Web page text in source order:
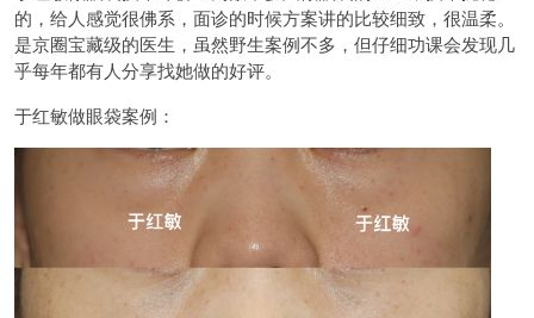
的，给人感觉很佛系，面诊的时候方案讲的比较细致，很温柔。
是京圈宝藏级的医生，虽然野生案例不多，但仔细功课会发现几
乎每年都有人分享找她做的好评。
于红敏做眼袋案例：